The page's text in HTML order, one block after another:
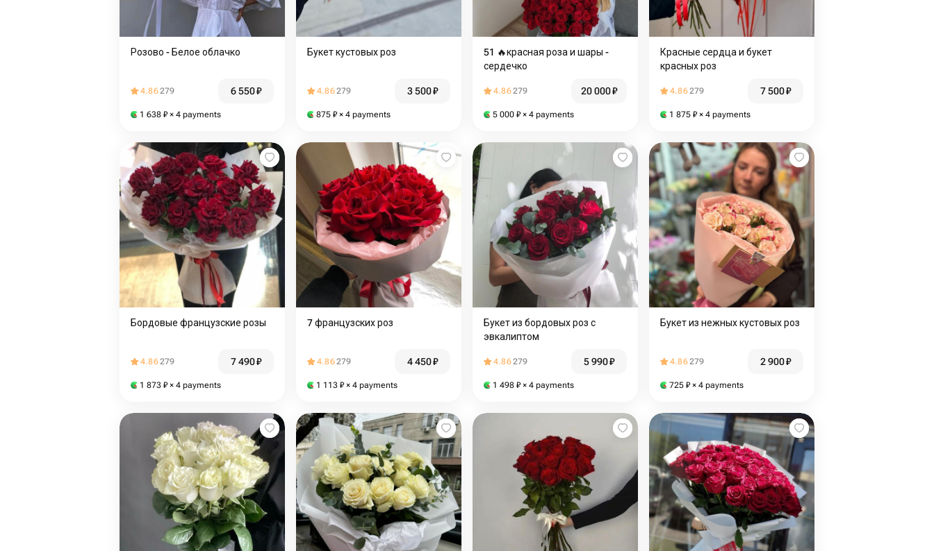
Розово - Белое облачко
4.86279 6 550₽
1 638 ₽ × 4 payments
Букет кустовых роз
4.86279 3 500₽
875 ₽ × 4 payments
51 🔥красная роза и шары -
сердечко
4.86279 20 000₽
5 000 ₽ × 4 payments
Красные сердца и букет
красных роз
4.86279 7 500₽
1 875 ₽ × 4 payments
Бордовые французские розы
4.86279 7 490₽
1 873 ₽ × 4 payments
7 французских роз
4.86279 4 450₽
1 113 ₽ × 4 payments
Букет из бордовых роз с
эвкалиптом
4.86279 5 990₽
1 498 ₽ × 4 payments
Букет из нежных кустовых роз
4.86279 2 900₽
725 ₽ × 4 payments